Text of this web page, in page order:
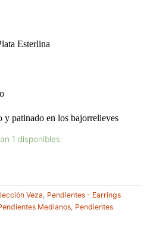
Esterlina
patinado en los bajorrelieves
1 disponibles
Veza, Pendientes - Earrings
Medianos, Pendientes